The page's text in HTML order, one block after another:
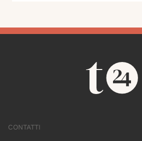
CONTATTI